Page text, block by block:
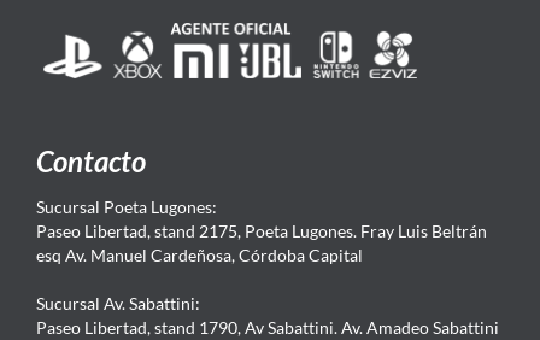
Contacto
Sucursal Poeta Lugones:
Paseo Libertad, stand 2175, Poeta Lugones. Fray Luis Beltrán
esq Av. Manuel Cardeñosa, Córdoba Capital
Sucursal Av. Sabattini:
Paseo Libertad, stand 1790, Av Sabattini. Av. Amadeo Sabattini